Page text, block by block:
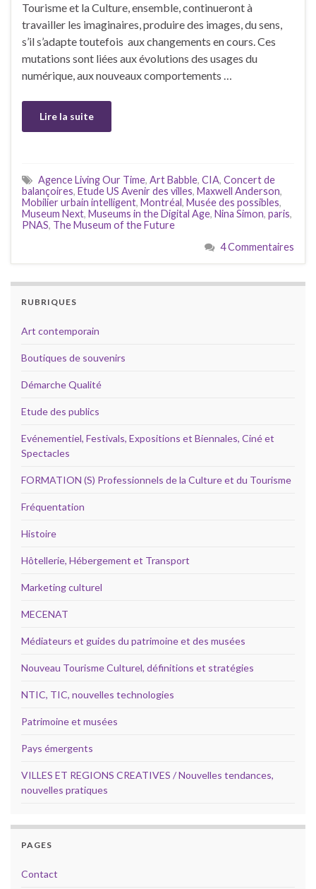
Tourisme et la Culture, ensemble, continueront à
travailler les imaginaires, produire des images, du sens,
s’il s’adapte toutefois aux changements en cours. Ces
mutations sont liées aux évolutions des usages du
numérique, aux nouveaux comportements …
Lire la suite
Agence Living Our Time, Art Babble, CIA, Concert de
balançoires, Etude US Avenir des villes, Maxwell Anderson,
Mobilier urbain intelligent, Montréal, Musée des possibles,
Museum Next, Museums in the Digital Age, Nina Simon, paris,
PNAS, The Museum of the Future
4 Commentaires
RUBRIQUES
Art contemporain
Boutiques de souvenirs
Démarche Qualité
Etude des publics
Evénementiel, Festivals, Expositions et Biennales, Ciné et
Spectacles
FORMATION (S) Professionnels de la Culture et du Tourisme
Fréquentation
Histoire
Hôtellerie, Hébergement et Transport
Marketing culturel
MECENAT
Médiateurs et guides du patrimoine et des musées
Nouveau Tourisme Culturel, définitions et stratégies
NTIC, TIC, nouvelles technologies
Patrimoine et musées
Pays émergents
VILLES ET REGIONS CREATIVES / Nouvelles tendances,
nouvelles pratiques
PAGES
Contact